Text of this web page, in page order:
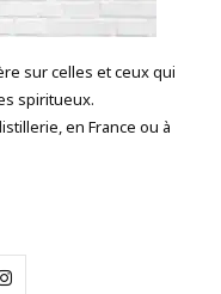
sur celles et ceux qui
spiritueux.
en France ou à
I